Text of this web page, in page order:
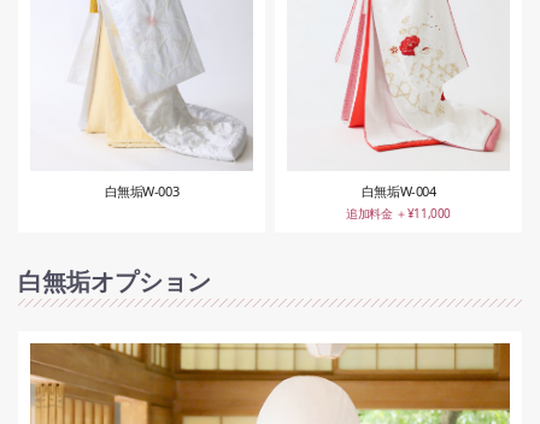
白無垢W-003 白無垢W-004
追加料金 ＋¥11,000
白無垢オプション